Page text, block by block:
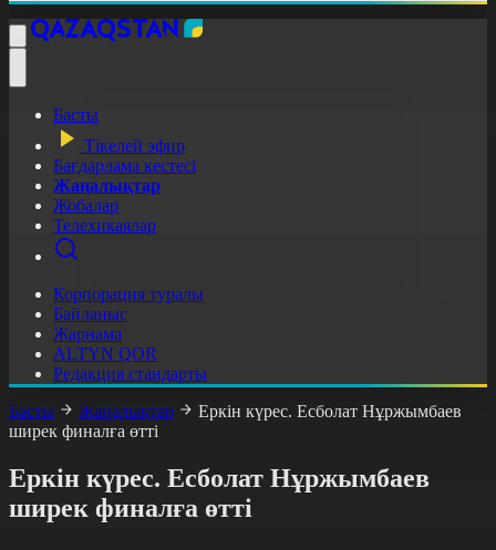
Басты
Тікелей эфир
Бағдарлама кестесі
Жаңалықтар
Жобалар
Телехикаялар
Корпорация туралы
Байланыс
Жарнама
ALTYN QOR
Редакция стандарты
Басты
Жаңалықтар
Еркін күрес. Есболат Нұржымбаев
ширек финалға өтті
Еркін күрес. Есболат Нұржымбаев
ширек финалға өтті